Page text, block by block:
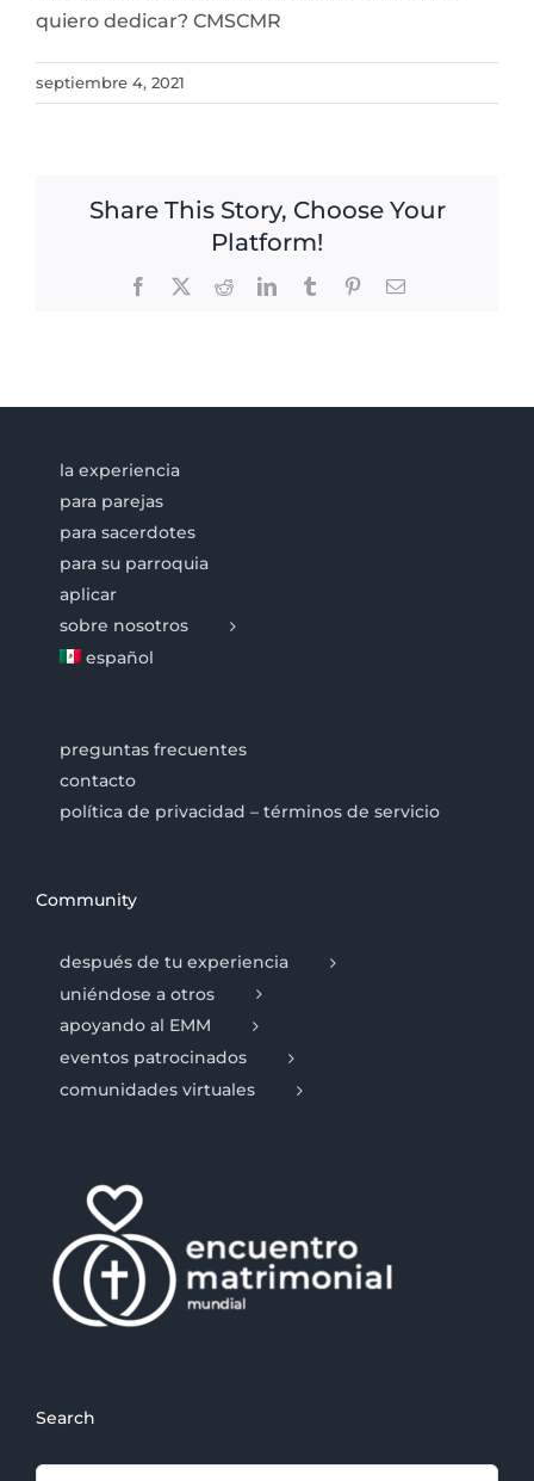
quiero dedicar? CMSCMR
septiembre 4, 2021
Share This Story, Choose Your
Platform!
Facebook RedditLinkedInTumblr PinterestEmail
la experiencia
para parejas
para sacerdotes
para su parroquia
aplicar
sobre nosotros
español
preguntas frecuentes
contacto
política de privacidad – términos de servicio
Community
después de tu experiencia
uniéndose a otros
apoyando al EMM
eventos patrocinados
comunidades virtuales
Search